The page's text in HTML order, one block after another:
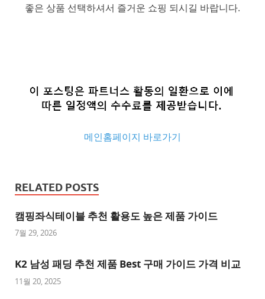
좋은 상품 선택하셔서 즐거운 쇼핑 되시길 바랍니다.
메인홈페이지 바로가기
사
이
트
천
사
RELATED POSTS
캠핑좌식테이블 추천 활용도 높은 제품 가이드
7월 29, 2026
K2 남성 패딩 추천 제품 Best 구매 가이드 가격 비교
11월 20, 2025